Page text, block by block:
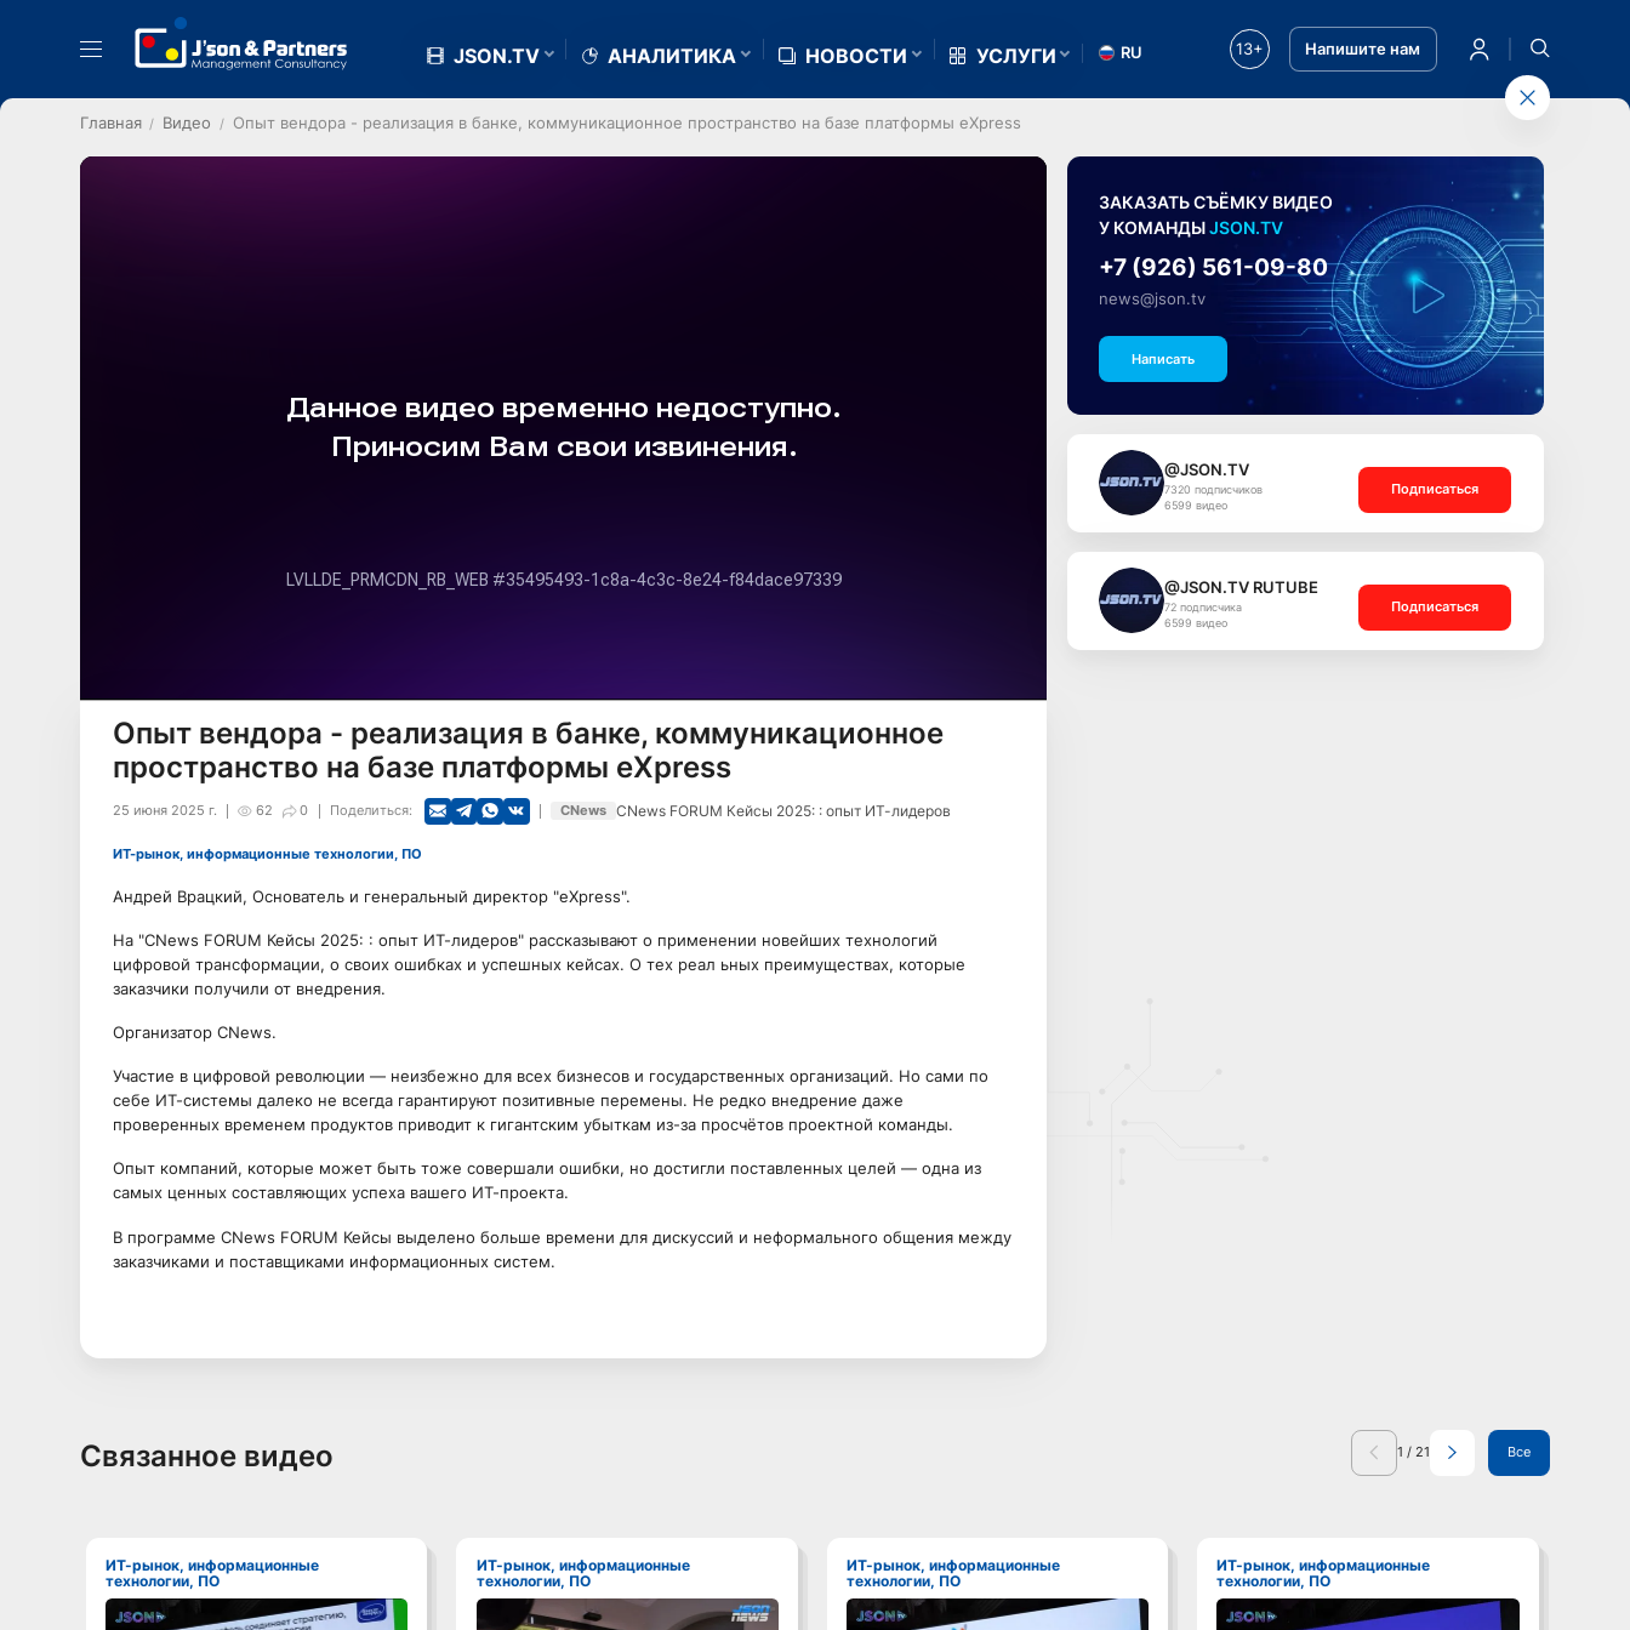
JSON.TV АНАЛИТИКА НОВОСТИ УСЛУГИ RU 13+ Напишите нам
Главная Видео Опыт вендора - реализация в банке, коммуникационное пространство на базе платформы eXpress
Опыт вендора - реализация в банке, коммуникационное
пространство на базе платформы eXpress
62 0
25 июня 2025 г. Поделиться: CNews CNews FORUM Кейсы 2025: : опыт ИТ-лидеров
ИТ-рынок, информационные технологии, ПО
Андрей Врацкий, Основатель и генеральный директор "eXpress".
На "CNews FORUM Кейсы 2025: : опыт ИТ-лидеров" рассказывают о применении новейших технологий
цифровой трансформации, о своих ошибках и успешных кейсах. О тех реал ьных преимуществах, которые
заказчики получили от внедрения.
Организатор CNews.
Участие в цифровой революции — неизбежно для всех бизнесов и государственных организаций. Но сами по
себе ИТ-системы далеко не всегда гарантируют позитивные перемены. Не редко внедрение даже
проверенных временем продуктов приводит к гигантским убыткам из-за просчётов проектной команды.
Опыт компаний, которые может быть тоже совершали ошибки, но достигли поставленных целей — одна из
самых ценных составляющих успеха вашего ИТ-проекта.
В программе CNews FORUM Кейсы выделено больше времени для дискуссий и неформального общения между
заказчиками и поставщиками информационных систем.
ЗАКАЗАТЬ СЪЁМКУ ВИДЕО
У КОМАНДЫJSON.TV
+7 (926) 561-09-80
news@json.tv
Написать
@JSON.TV
7320 подписчиков
6599 видео
Подписаться
@JSON.TV RUTUBE
72 подписчика
6599 видео
Подписаться
Связанное видео 1 / 21 Все
ИТ-рынок, информационные
технологии, ПО
ИТ-рынок, информационные
технологии, ПО
ИТ-рынок, информационные
технологии, ПО
ИТ-рынок, информационные
технологии, ПО